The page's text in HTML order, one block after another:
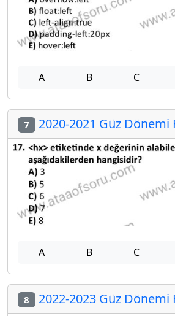
A B C
7 2020-2021 Güz Dönemi
A B C
8 2022-2023 Güz Dönemi